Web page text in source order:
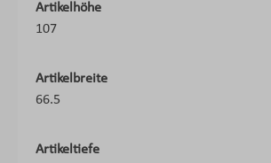
Artikelhöhe
107
Artikelbreite
66.5
Artikeltiefe